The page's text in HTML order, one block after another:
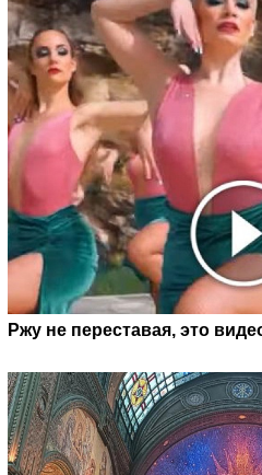
Ржу не переставая, это